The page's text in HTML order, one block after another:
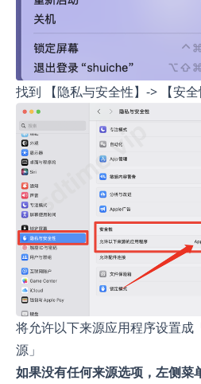
找到 【隐私与安全性】-> 【安
将允许以下来源应用程序设置成
源」
如果没有任何来源选项，左侧菜